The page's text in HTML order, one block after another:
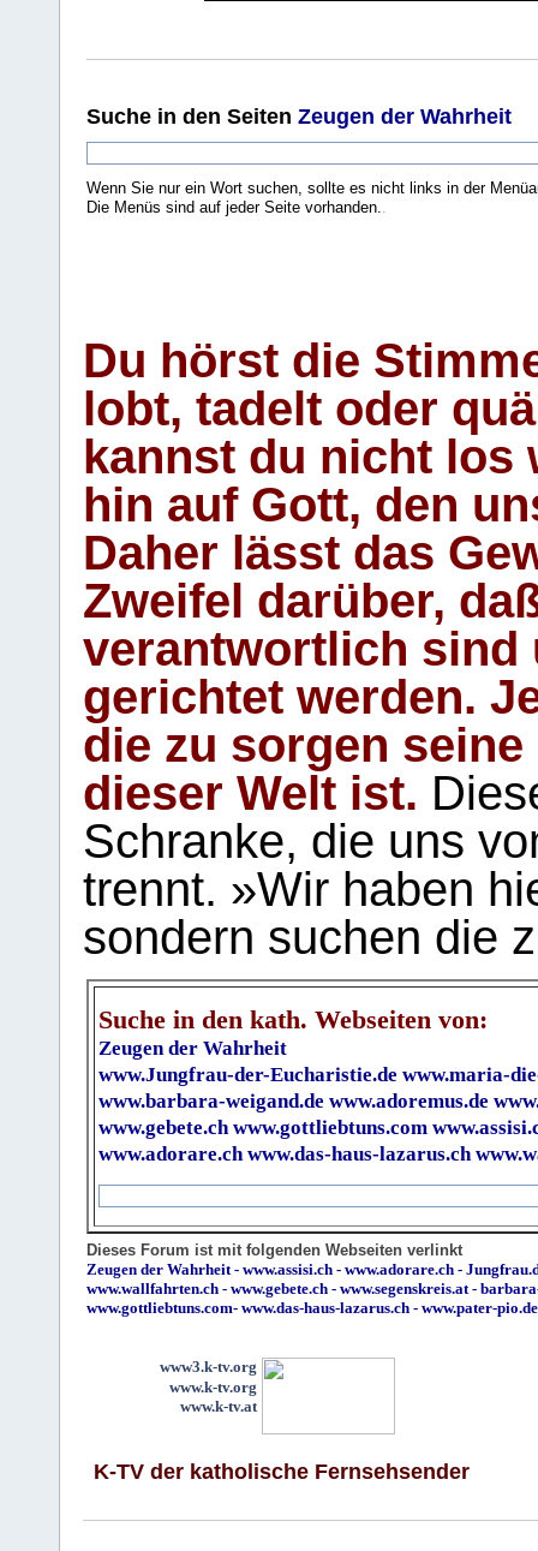
Suche in den Seiten Zeugen der Wahrheit
Wenn Sie nur ein Wort suchen, sollte es nicht links in der
Die Menüs sind auf jeder Seite vorhanden..
Du hörst die
lobt, tadelt oder
kannst du nicht los
hin auf Gott, den
Daher lässt das
Zweifel darüber,
verantwortlich sind
gerichtet werden.
die zu sorgen
dieser Welt ist.
Schranke, die uns
trennt. »Wir haben
sondern suchen die
Suche in den kath. Webseiten von:
Zeugen der Wahrheit
www.Jungfrau-der-Eucharistie.de www.maria-
www.barbara-weigand.de www.adoremus.de
www.gebete.ch www.gottliebtuns.com
www.adorare.ch www.das-haus-lazarus.ch
Dieses Forum ist mit folgenden Webseiten verlinkt
Zeugen der Wahrheit- www.assisi.ch - www.adorare.ch -
www.wallfahrten.ch - www.gebete.ch - www.segenskreis.at-
www.gottliebtuns.com- www.das-haus-lazarus.ch - www.pater-pio.de
www3.k-tv.org
www.k-tv.org
www.k-tv.at
K-TV der katholische Fernsehsender